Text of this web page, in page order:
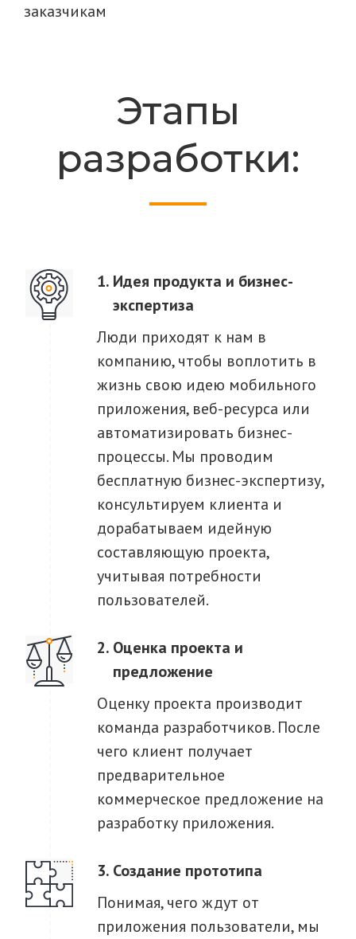
заказчикам
Этапы
разработки:
Идея продукта и бизнес-
экспертиза
Люди приходят к нам в
компанию, чтобы воплотить в
жизнь свою идею мобильного
приложения, веб-ресурса или
автоматизировать бизнес-
процессы. Мы проводим
бесплатную бизнес-экспертизу,
консультируем клиента и
дорабатываем идейную
составляющую проекта,
учитывая потребности
пользователей.
Оценка проекта и
предложение
Оценку проекта производит
команда разработчиков. После
чего клиент получает
предварительное
коммерческое предложение на
разработку приложения.
Создание прототипа
Понимая, чего ждут от
приложения пользователи, мы